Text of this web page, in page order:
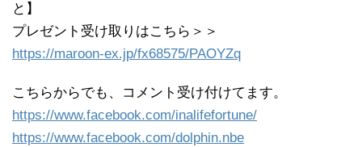
と】
プレゼント受け取りはこちら＞＞
https://maroon-ex.jp/fx68575/PAOYZq
こちらからでも、コメント受け付けてます。
https://www.facebook.com/inalifefortune/
https://www.facebook.com/dolphin.nbe